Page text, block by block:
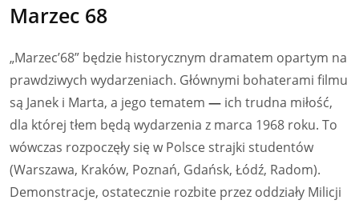
Marzec 68
„Marzec’68” będzie historycznym dramatem opartym na
prawdziwych wydarzeniach. Głównymi bohaterami filmu
są Janek i Marta, a jego tematem — ich trudna miłość,
dla której tłem będą wydarzenia z marca 1968 roku. To
wówczas rozpoczęły się w Polsce strajki studentów
(Warszawa, Kraków, Poznań, Gdańsk, Łódź, Radom).
Demonstracje, ostatecznie rozbite przez oddziały Milicji